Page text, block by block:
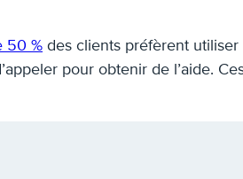
50 % des clients préfèrent
pour obtenir de l’aide.